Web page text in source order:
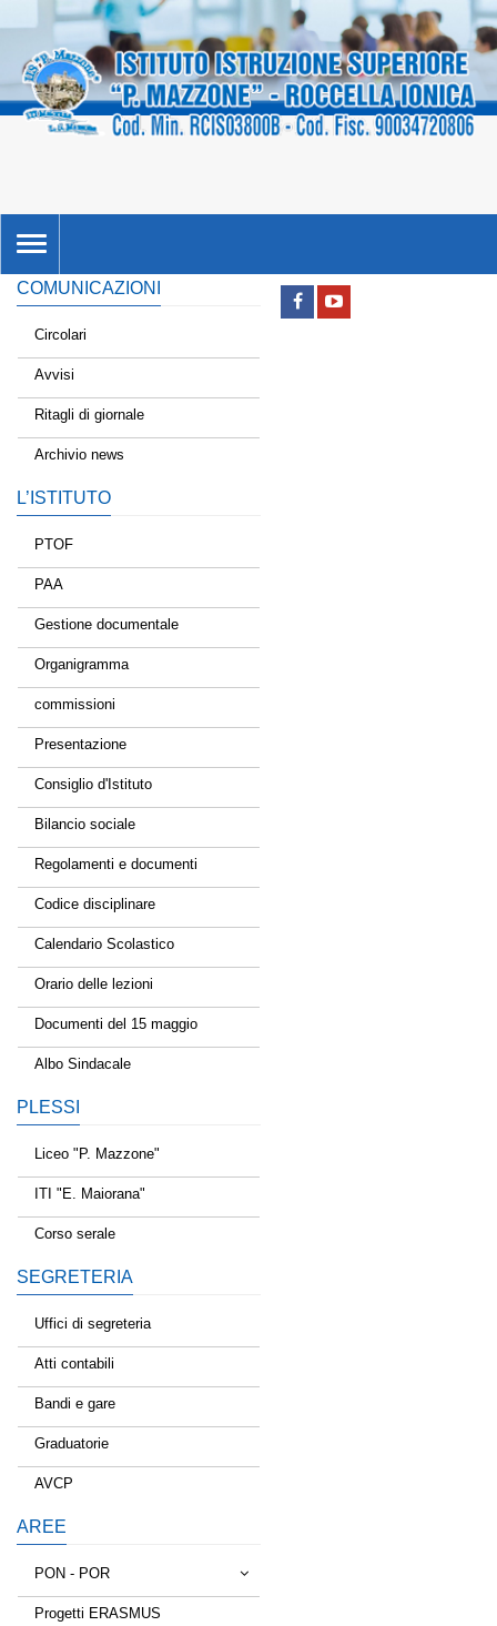
TOGGLE
NAVIGATION
COMUNICAZIONI
Circolari
Avvisi
Ritagli di giornale
Archivio news
L’ISTITUTO
PTOF
PAA
Gestione documentale
Organigramma
commissioni
Presentazione
Consiglio d'Istituto
Bilancio sociale
Regolamenti e documenti
Codice disciplinare
Calendario Scolastico
Orario delle lezioni
Documenti del 15 maggio
Albo Sindacale
PLESSI
Liceo "P. Mazzone"
ITI "E. Maiorana"
Corso serale
SEGRETERIA
Uffici di segreteria
Atti contabili
Bandi e gare
Graduatorie
AVCP
AREE
PON - POR
Tessere la rete
Progetti ERASMUS